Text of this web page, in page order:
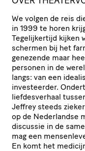
We volgen de reis
in 1999 te horen
Tegelijkertijd kijken
schermen bij het
genezende maar
personen in de
langs: van een
investeerder.
liefdesverhaal
Jeffrey steeds
op de Nederlandse
discussie in de
mag een
En komt het